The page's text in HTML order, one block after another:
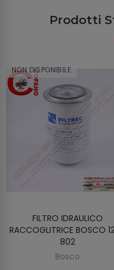
Prodotti
NON DISPONIBILE
SCOPRIRE
FILTRO IDRAULICO
RACCOGLITRICE BOSCO
802
Bosco